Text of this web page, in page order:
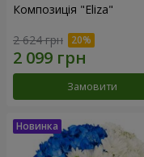
Композиція "Eliza"
2 624 грн
Замовити